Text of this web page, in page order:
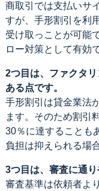
商取引では支払いサ
すが、手形割引を利
受け取っことが可能
ロー対策として有効
2つ目は、ファクタ
ある点です。
手形割引は貸金業法
ます。そのため割引
30％に達することも
負担は抑えられる場
3つ目は、審査に通り
審査基準は依頼者よ